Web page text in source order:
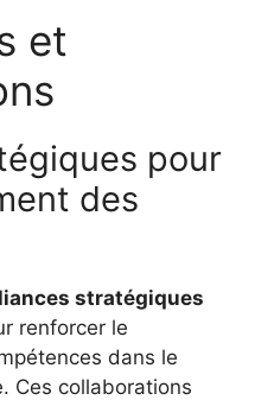
et
pour
des
stratégiques
renforcer le
dans le
Ces collaborations